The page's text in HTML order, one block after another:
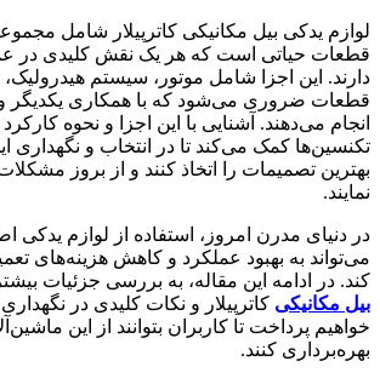
بیل مکانیکی کاترپیلار شامل مجموعه‌ای از اجزا
است که هر یک نقش کلیدی در عملکرد کلی
اجزا شامل موتور، سیستم هیدرولیک، تیغه،
می‌شود که با همکاری یکدیگر وظایف
آشنایی با این اجزا و نحوه کارکرد آن‌ها به
می‌کند تا در انتخاب و نگهداری این
را اتخاذ کنند و از بروز مشکلات احتمالی
امروز، استفاده از لوازم یدکی اصل و با
بهبود عملکرد و کاهش هزینه‌های تعمیر و
این مقاله، به بررسی جزئیات بیشتری از
کاترپیلار و نکات کلیدی در نگهداری و تعمیر
تا کاربران بتوانند از این ماشین‌آلات به
کنند.